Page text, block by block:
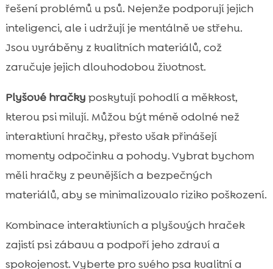
řešení problémů u psů. Nejenže podporují jejich
inteligenci, ale i udržují je mentálně ve střehu.
Jsou vyráběny z kvalitních materiálů, což
zaručuje jejich dlouhodobou životnost.
Plyšové hračky poskytují pohodlí a měkkost,
kterou psi milují. Můžou být méně odolné než
interaktivní hračky, přesto však přinášejí
momenty odpočinku a pohody. Vybrat bychom
měli hračky z pevnějších a bezpečných
materiálů, aby se minimalizovalo riziko poškození.
Kombinace interaktivních a plyšových hraček
zajistí psi zábavu a podpoří jeho zdraví a
spokojenost. Vyberte pro svého psa kvalitní a